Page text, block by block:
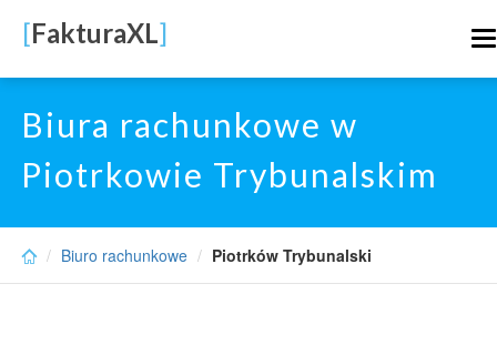
content
[FakturaXL]
Biura rachunkowe w
Piotrkowie Trybunalskim
Biuro rachunkowe Piotrków Trybunalski